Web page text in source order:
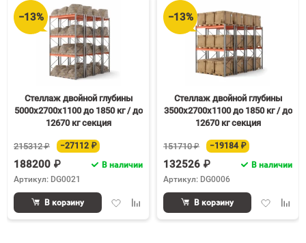
−13%
Стеллаж двойной глубины
5000х2700х1100 до 1850 кг / до
12670 кг секция
215312 ₽ −27112 ₽
188200 ₽
В наличии
Артикул: DG0021
ДобавитьДобавить
В корзину
−13%
Стеллаж двойной глубины
3500х2700х1100 до 1850 кг / до
12670 кг секция
151710 ₽ −19184 ₽
132526 ₽
В наличии
Артикул: DG0006
Добавить
В корзину